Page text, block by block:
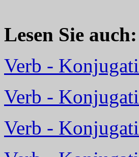
Lesen Sie auch:
Verb -
Verb -
Verb -